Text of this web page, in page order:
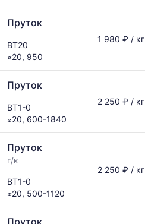
Пруток
ВТ20
⌀20, 950
1 980 ₽ / кг
Пруток
ВТ1-0
⌀20, 600-1840
2 250 ₽ / кг
Пруток
г/к
ВТ1-0
⌀20, 500-1120
2 250 ₽ / кг